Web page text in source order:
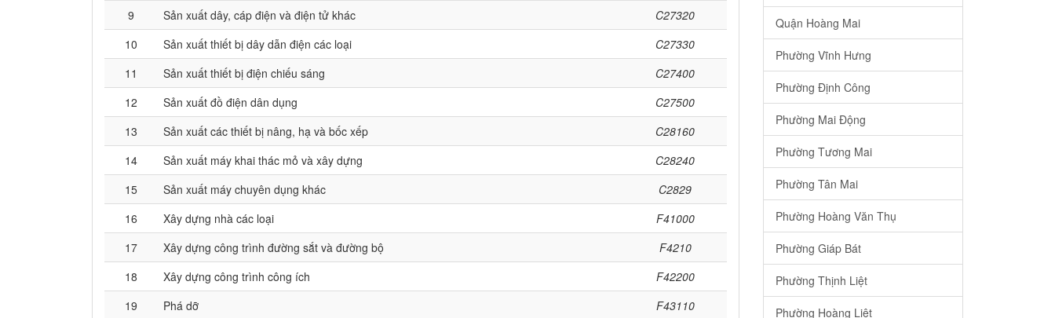
9
Sản xuất dây, cáp điện và điện tử khác
C27320
10
Sản xuất thiết bị dây dẫn điện các loại
C27330
11
Sản xuất thiết bị điện chiếu sáng
C27400
12
Sản xuất đồ điện dân dụng
C27500
13
Sản xuất các thiết bị nâng, hạ và bốc xếp
C28160
14
Sản xuất máy khai thác mỏ và xây dựng
C28240
15
Sản xuất máy chuyên dụng khác
C2829
16
Xây dựng nhà các loại
F41000
17
Xây dựng công trình đường sắt và đường bộ
F4210
18
Xây dựng công trình công ích
F42200
19
Phá dỡ
F43110
Quận Hoàng Mai
Phường Vĩnh Hưng
Phường Định Công
Phường Mai Động
Phường Tương Mai
Phường Tân Mai
Phường Hoàng Văn Thụ
Phường Giáp Bát
Phường Thịnh Liệt
Phường Hoàng Liệt